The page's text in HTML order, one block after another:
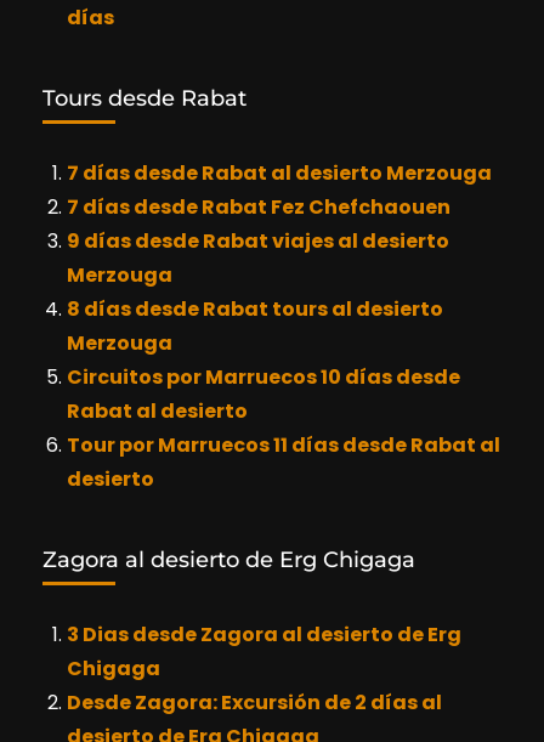
días
Tours desde Rabat
7 días desde Rabat al desierto Merzouga
7 días desde Rabat Fez Chefchaouen
9 días desde Rabat viajes al desierto
Merzouga
8 días desde Rabat tours al desierto
Merzouga
Circuitos por Marruecos 10 días desde
Rabat al desierto
Tour por Marruecos 11 días desde Rabat al
desierto
Zagora al desierto de Erg Chigaga
3 Dias desde Zagora al desierto de Erg
Chigaga
Desde Zagora: Excursión de 2 días al